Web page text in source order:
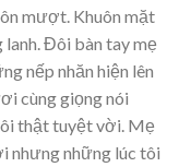
mượt. Khuôn mặt
lanh. Đôi bàn tay mẹ
nếp nhăn hiện lên
cùng giọng nói
thật tuyệt vời. Mẹ
nhưng những lúc tôi